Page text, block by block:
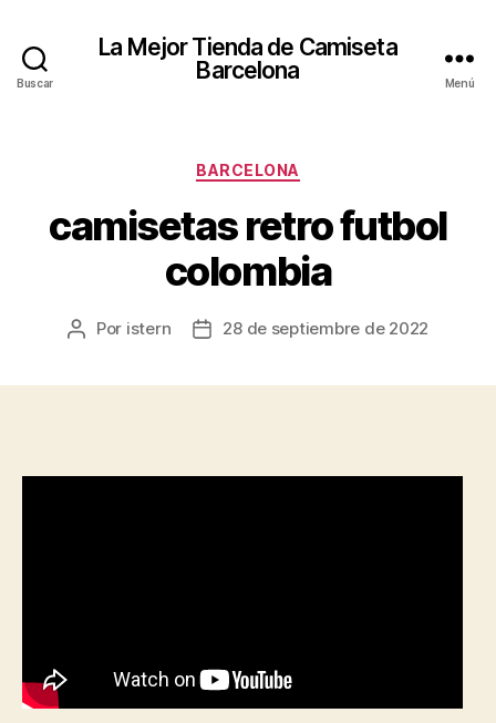
Buscar
La Mejor Tienda de Camiseta
Barcelona
Menú
Categorías
BARCELONA
camisetas retro futbol
colombia
Autor
Por istern
Fecha28 de septiembre de 2022